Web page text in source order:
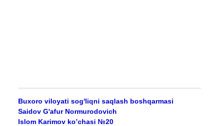
Buxoro viloyati sog'liqni saqlash boshqarmasi
Saidov G'afur Normurodovich
Islom Karimov ko’chasi №20